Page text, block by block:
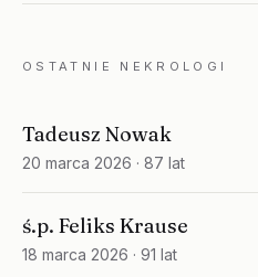
OSTATNIE NEKROLOGI
Tadeusz Nowak
20 marca 2026 · 87 lat
ś.p. Feliks Krause
18 marca 2026 · 91 lat